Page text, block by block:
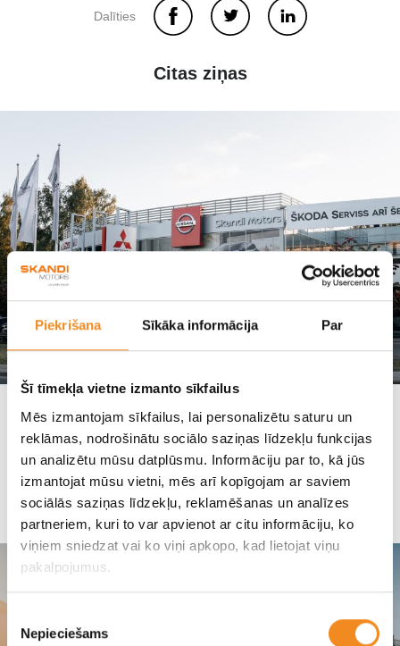
Piekrišana Sīkāka informācija Par
Šī tīmekļa vietne izmanto sīkfailus
Mēs izmantojam sīkfailus, lai personalizētu saturu un
reklāmas, nodrošinātu sociālo saziņas līdzekļu funkcijas
un analizētu mūsu datplūsmu. Informāciju par to, kā jūs
izmantojat mūsu vietni, mēs arī kopīgojam ar saviem
sociālās saziņas līdzekļu, reklamēšanas un analīzes
partneriem, kuri to var apvienot ar citu informāciju, ko
viņiem sniedzat vai ko viņi apkopo, kad lietojat viņu
pakalpojumus.
izvēle
Nepieciešams
Dalīties
Citas ziņas
Auto līzings uzņēmumiem: operatīvais līzings
biznesam un autoparkam
SKANDI MOTORS